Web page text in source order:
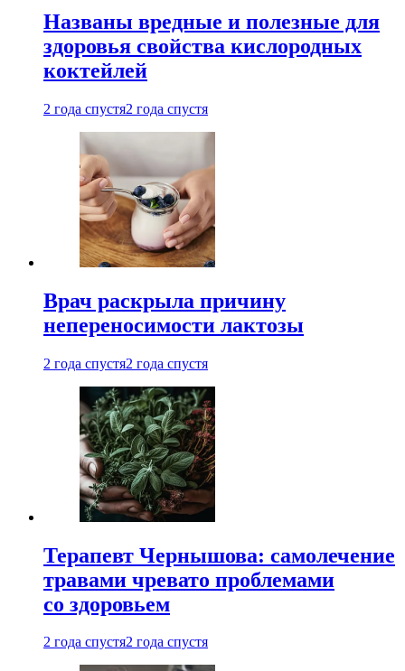
Названы вредные и полезные для
здоровья свойства кислородных
коктейлей
2 года спустя2 года спустя
Врач раскрыла причину
непереносимости лактозы
2 года спустя2 года спустя
Терапевт Чернышова: самолечение
травами чревато проблемами
со здоровьем
2 года спустя2 года спустя